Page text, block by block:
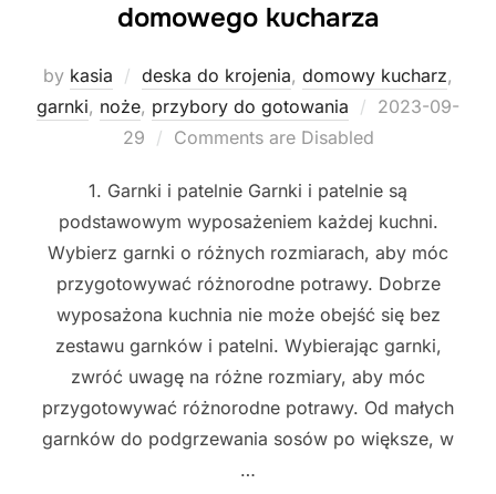
domowego kucharza
by kasia deska do krojenia, domowy kucharz,
garnki, noże, przybory do gotowania
Posted
2023-09-
29
Comments are Disabled
1. Garnki i patelnie Garnki i patelnie są
podstawowym wyposażeniem każdej kuchni.
Wybierz garnki o różnych rozmiarach, aby móc
przygotowywać różnorodne potrawy. Dobrze
wyposażona kuchnia nie może obejść się bez
zestawu garnków i patelni. Wybierając garnki,
zwróć uwagę na różne rozmiary, aby móc
przygotowywać różnorodne potrawy. Od małych
garnków do podgrzewania sosów po większe, w
…